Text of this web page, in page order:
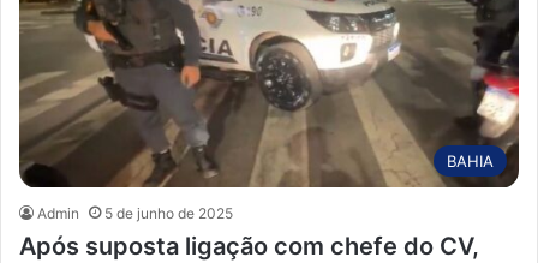
BAHIA
Admin 5 de junho de 2025
Após suposta ligação com chefe do CV,